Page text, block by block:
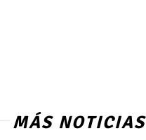
MÁS NOTICIAS